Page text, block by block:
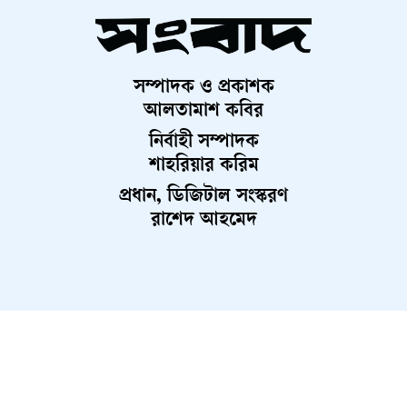
সম্পাদক ও প্রকাশক
আলতামাশ কবির
নির্বাহী সম্পাদক
শাহরিয়ার করিম
প্রধান, ডিজিটাল সংস্করণ
রাশেদ আহমেদ